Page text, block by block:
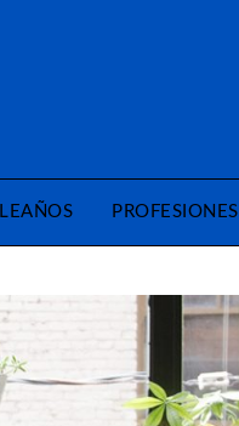
PROFESIONES